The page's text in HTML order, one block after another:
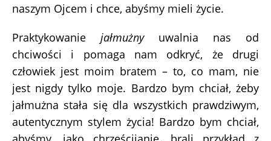
naszym Ojcem i chce, abyśmy mieli życie.
Praktykowanie jałmużnyuwalnia nas od
chciwości i pomaga nam odkryć, że drugi
człowiek jest moim bratem – to, co mam, nie
jest nigdy tylko moje. Bardzo bym chciał, żeby
jałmużna stała się dla wszystkich prawdziwym,
autentycznym stylem życia! Bardzo bym chciał,